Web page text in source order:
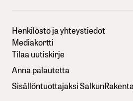
Henkilöstö ja yhteystiedot
Mediakortti
Tilaa uutiskirje
Anna palautetta
Sisällöntuottajaksi